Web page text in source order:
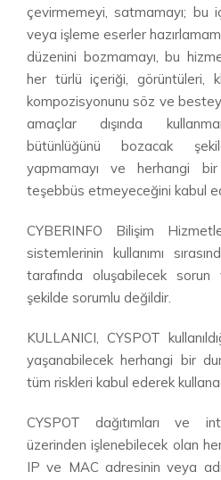
çevirmemeyi, satmamayı; bu
veya işleme eserler
düzenini bozmamayı, bu
her türlü içeriği, görüntüleri,
kompozisyonunu söz ve besteyi
amaçlar dışında
bütünlüğünü bozacak
yapmamayı ve herhangi bir
teşebbüs etmeyeceğini kabul
CYBERINFO Bilişim
sistemlerinin kullanımı
tarafında oluşabilecek
şekilde sorumlu değildir.
KULLANICI, CYSPOT
yaşanabilecek herhangi bir
tüm riskleri kabul ederek
CYSPOT dağıtımları ve
üzerinden işlenebilecek olan
IP ve MAC adresinin veya